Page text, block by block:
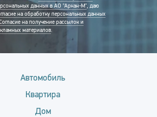
данных в АО "Аркан-М", даю
на обработку персональных данных
на получение рассылок и
материалов.
Автомобиль
Квартира
Дом